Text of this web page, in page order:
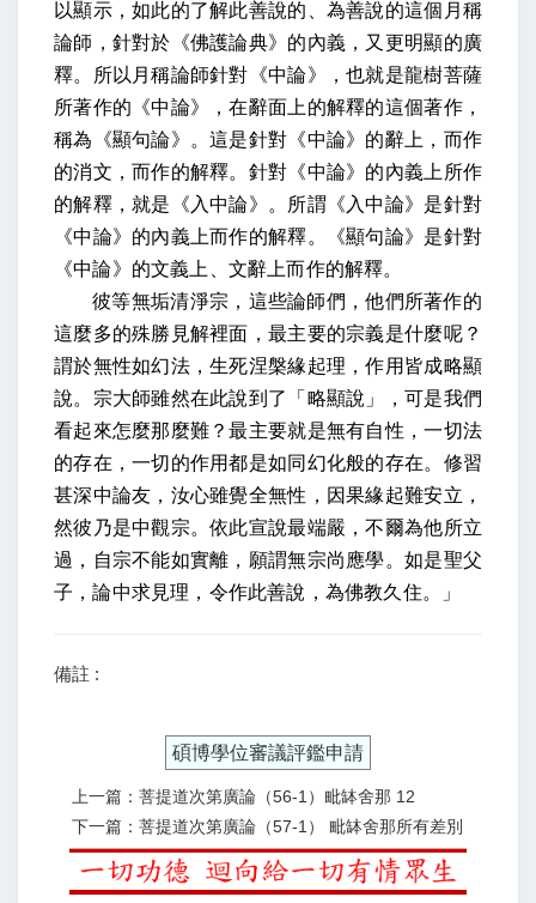
以顯示，如此的了解此善說的、為善說的這個月稱
論師，針對於《佛護論典》的內義，又更明顯的廣
釋。所以月稱論師針對《中論》，也就是龍樹菩薩
所著作的《中論》，在辭面上的解釋的這個著作，
稱為《顯句論》。這是針對《中論》的辭上，而作
的消文，而作的解釋。針對《中論》的內義上所作
的解釋，就是《入中論》。所謂《入中論》是針對
《中論》的內義上而作的解釋。《顯句論》是針對
《中論》的文義上、文辭上而作的解釋。
彼等無垢清淨宗，這些論師們，他們所著作的
這麼多的殊勝見解裡面，最主要的宗義是什麼呢？
謂於無性如幻法，生死涅槃緣起理，作用皆成略顯
說。宗大師雖然在此說到了「略顯說」，可是我們
看起來怎麼那麼難？最主要就是無有自性，一切法
的存在，一切的作用都是如同幻化般的存在。修習
甚深中論友，汝心雖覺全無性，因果緣起難安立，
然彼乃是中觀宗。依此宣說最端嚴，不爾為他所立
過，自宗不能如實離，願謂無宗尚應學。如是聖父
子，論中求見理，令作此善說，為佛教久住。」
備註 :
碩博學位審議評鑑申請
上一篇：菩提道次第廣論（56-1）毗缽舍那 12
下一篇：菩提道次第廣論（57-1） 毗缽舍那所有差別